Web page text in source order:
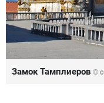
Замок Тамплиеров ©